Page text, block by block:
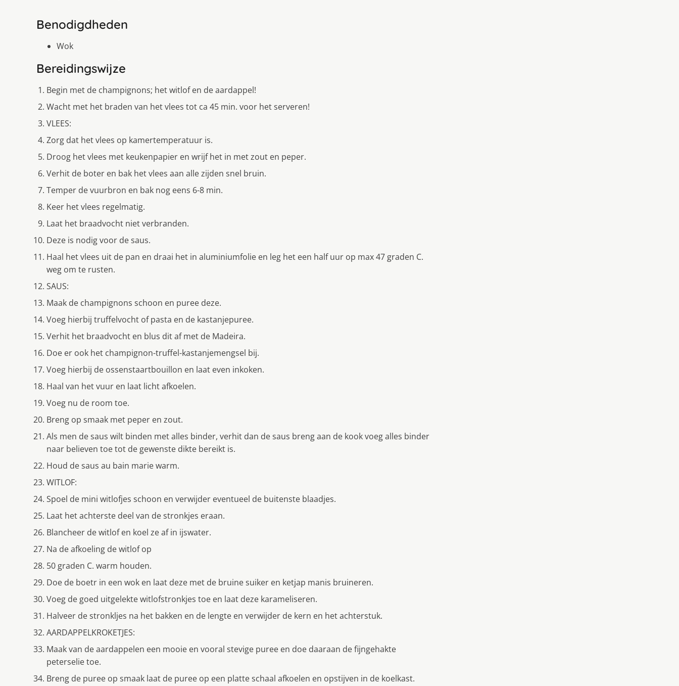
Benodigdheden
Wok
Bereidingswijze
Begin met de champignons; het witlof en de aardappel!
Wacht met het braden van het vlees tot ca 45 min. voor het serveren!
VLEES:
Zorg dat het vlees op kamertemperatuur is.
Droog het vlees met keukenpapier en wrijf het in met zout en peper.
Verhit de boter en bak het vlees aan alle zijden snel bruin.
Temper de vuurbron en bak nog eens 6-8 min.
Keer het vlees regelmatig.
Laat het braadvocht niet verbranden.
Deze is nodig voor de saus.
Haal het vlees uit de pan en draai het in aluminiumfolie en leg het een half uur op max 47 graden C.
weg om te rusten.
SAUS:
Maak de champignons schoon en puree deze.
Voeg hierbij truffelvocht of pasta en de kastanjepuree.
Verhit het braadvocht en blus dit af met de Madeira.
Doe er ook het champignon-truffel-kastanjemengsel bij.
Voeg hierbij de ossenstaartbouillon en laat even inkoken.
Haal van het vuur en laat licht afkoelen.
Voeg nu de room toe.
Breng op smaak met peper en zout.
Als men de saus wilt binden met alles binder, verhit dan de saus breng aan de kook voeg alles binder
naar believen toe tot de gewenste dikte bereikt is.
Houd de saus au bain marie warm.
WITLOF:
Spoel de mini witlofjes schoon en verwijder eventueel de buitenste blaadjes.
Laat het achterste deel van de stronkjes eraan.
Blancheer de witlof en koel ze af in ijswater.
Na de afkoeling de witlof op
50 graden C. warm houden.
Doe de boetr in een wok en laat deze met de bruine suiker en ketjap manis bruineren.
Voeg de goed uitgelekte witlofstronkjes toe en laat deze karameliseren.
Halveer de stronkljes na het bakken en de lengte en verwijder de kern en het achterstuk.
AARDAPPELKROKETJES:
Maak van de aardappelen een mooie en vooral stevige puree en doe daaraan de fijngehakte
peterselie toe.
Breng de puree op smaak laat de puree op een platte schaal afkoelen en opstijven in de koelkast.